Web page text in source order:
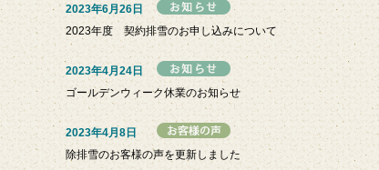
2023年6月26日
2023年度 契約排雪のお申し込みについて
2023年4月24日
ゴールデンウィーク休業のお知らせ
2023年4月8日
除排雪のお客様の声を更新しました